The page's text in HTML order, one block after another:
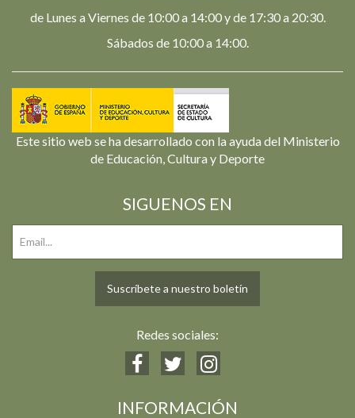
de Lunes a Viernes de 10:00 a 14:00 y de 17:30 a 20:30.
Sábados de 10:00 a 14:00.
Este sitio web se ha desarrollado con la ayuda del Ministerio
de Educación, Cultura y Deporte
SIGUENOS EN
Suscríbete a nuestro boletín
Redes sociales:
INFORMACIÓN